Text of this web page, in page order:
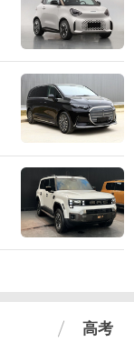
高考